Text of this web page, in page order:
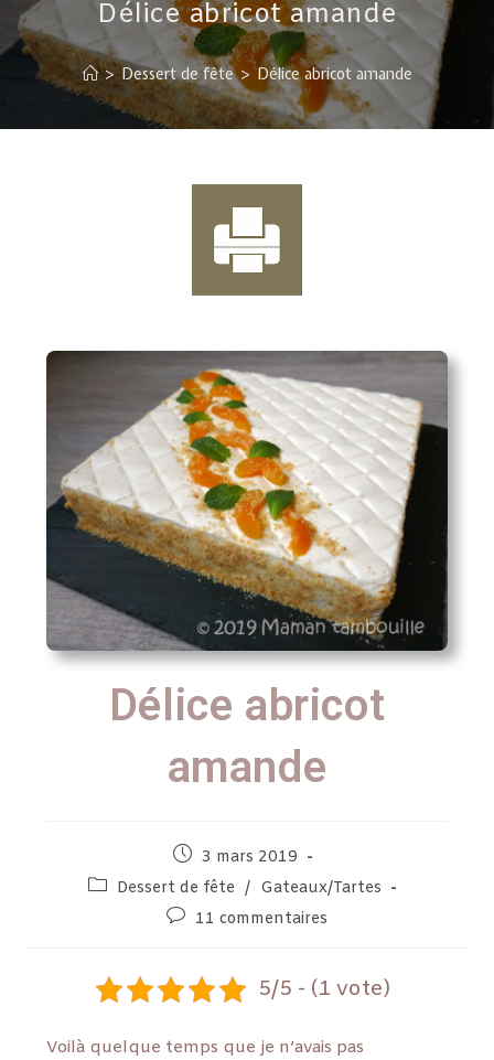
Délice abricot amande
> Dessert de fête > Délice abricot amande
Délice abricot
amande
3 mars 2019
Dessert de fête / Gateaux/Tartes
11 commentaires
5/5 - (1 vote)
Voilà quelque temps que je n’avais pas